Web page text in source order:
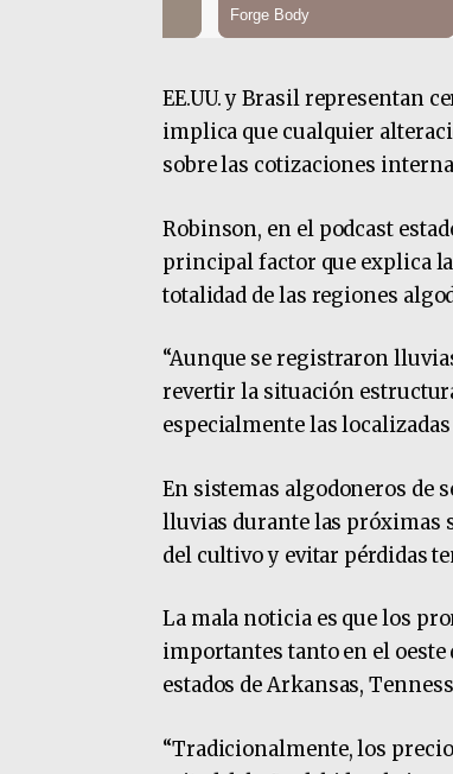
EE.UU. y Brasil representan
implica que cualquier
sobre las cotizaciones
Robinson, en el podcast
principal factor que explica
totalidad de las regiones
“Aunque se registraron
revertir la situación
especialmente las
En sistemas algodoneros de
lluvias durante las próximas
del cultivo y evitar pérdidas
La mala noticia es que los
importantes tanto en el oeste
estados de Arkansas,
“Tradicionalmente, los